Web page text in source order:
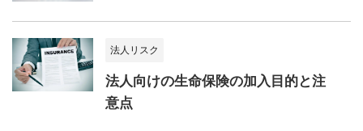
法人リスク
法人向けの生命保険の加入目的と注
意点